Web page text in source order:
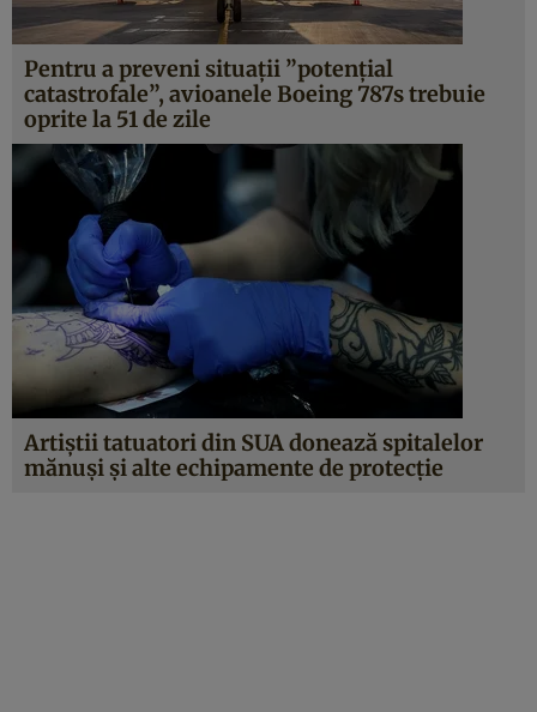
Pentru a preveni situaţii ”potenţial
catastrofale”, avioanele Boeing 787s trebuie
oprite la 51 de zile
Artiştii tatuatori din SUA donează spitalelor
mănuşi şi alte echipamente de protecţie